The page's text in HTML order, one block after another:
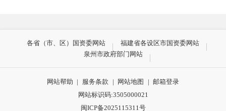
各省（市、区）国资委网站
福建省各设区市国资委网站
泉州市政府部门网站
网站帮助 | 服务条款 | 网站地图 | 邮箱登录
网站标识码:3505000021
闽ICP备2025115311号